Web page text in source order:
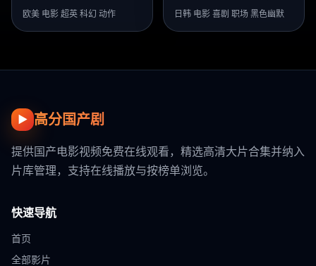
已经在冷战核战中团灭了。
欧美 电影 超英 科幻 动作
额反而涨了？
日韩 电影 喜剧 职场 黑色幽默
▶ 高分国产剧
提供国产电影视频免费在线观看，精选高清大片合集并纳入
片库管理，支持在线播放与按榜单浏览。
快速导航
首页
全部影片